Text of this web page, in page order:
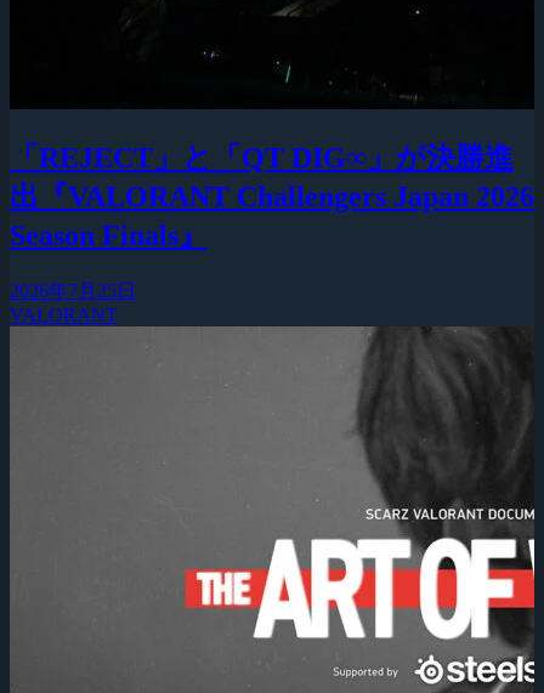
「REJECT」と「QT DIG∞」が決勝進
出『VALORANT Challengers Japan 2026
Season Finals』
2026年7月25日
VALORANT